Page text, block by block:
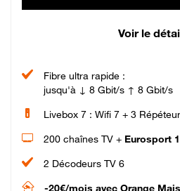
Voir le
Fibre ultra rapide :
jusqu'à ↓ 8 Gbit/s ↑ 8 Gbit/s
Livebox 7 : Wifi 7 + 3
200 chaînes TV + Eurosport 1
2 Décodeurs TV 6
-20€/mois avec Orange